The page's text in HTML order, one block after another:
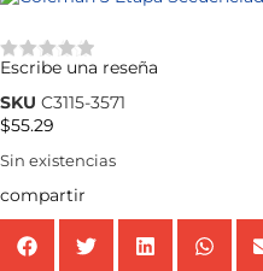
★★★★★
Escribe una reseña
SKU C3115-3571
$55.29
Sin existencias
compartir